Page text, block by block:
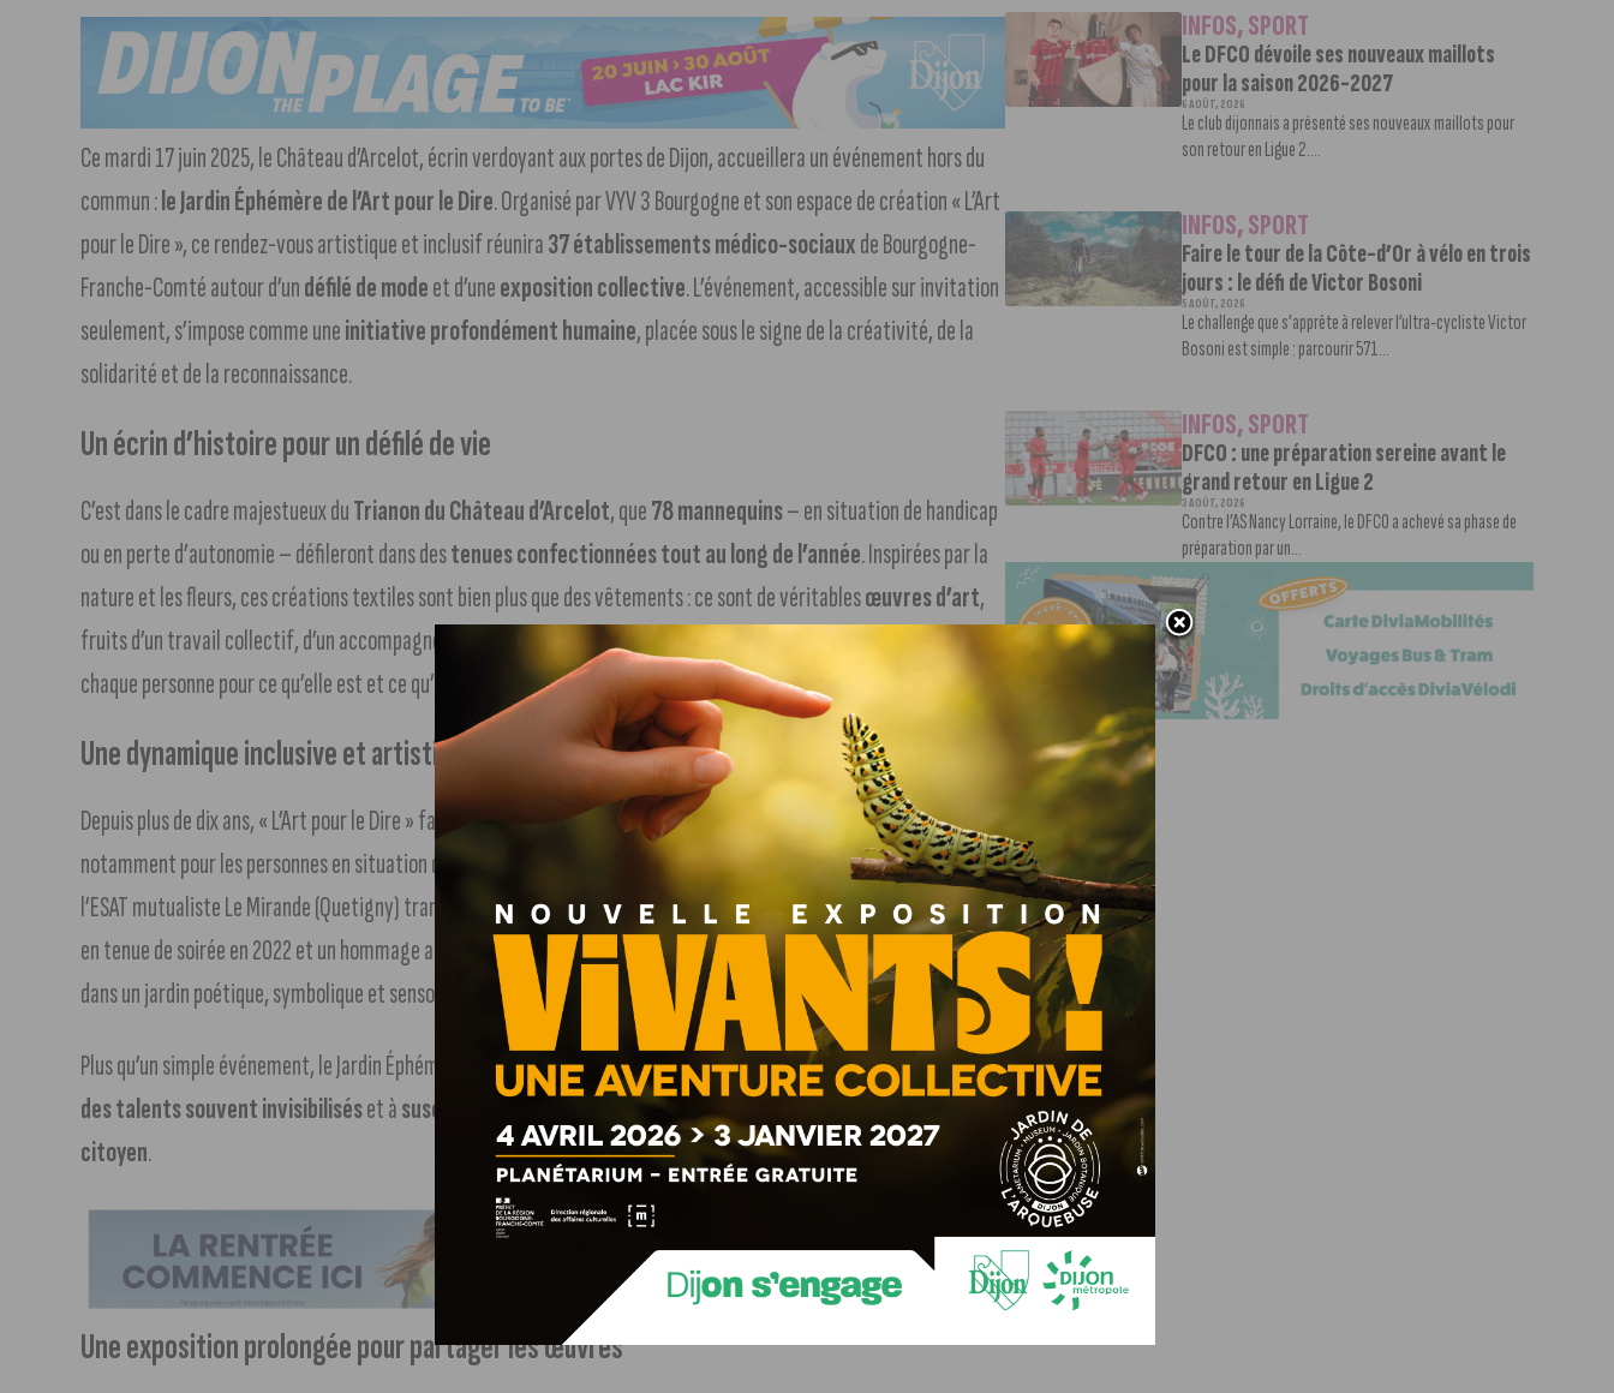
Ce mardi 17 juin 2025, le Château d’Arcelot, écrin verdoyant aux portes de Dijon, accueillera un événement hors du
commun :le Jardin Éphémère de l’Art pour le Dire. Organisé par VYV 3 Bourgogne et son espace de création « L’Art
pour le Dire », ce rendez-vous artistique et inclusif réunira37 établissements médico-sociauxde Bourgogne-
Franche-Comté autour d’undéfilé de modeet d’uneexposition collective. L’événement, accessible sur invitation
seulement, s’impose comme uneinitiative profondément humaine, placée sous le signe de la créativité, de la
solidarité et de la reconnaissance.
Un écrin d’histoire pour un défilé de vie
C’est dans le cadre majestueux duTrianon du Château d’Arcelot, que78 mannequins– en situation de handicap
ou en perte d’autonomie – défileront dans destenues confectionnées tout au long de l’année. Inspirées par la
nature et les fleurs, ces créations textiles sont bien plus que des vêtements : ce sont de véritablesœuvres d’art,
fruits d’un travail collectif, d’un accompagnement artistique exigeant et d’une volonté farouche de valoriser
chaque personne pour ce qu’elle est et ce qu’elle exprime.
Une dynamique inclusive et artistique
Depuis plus de dix ans, « L’Art pour le Dire » fait de la culture unoutil d’émancipation et de reconnaissance,
notamment pour les personnes en situation de handicap. À travers ses projets annuels, cette initiative portée par
l’ESAT mutualiste Le Mirande (Quetigny) transforme l’acte artistique en levier d’inclusion sociale. Après un défilé
en tenue de soirée en 2022 et un hommage aux Jeux Olympiques en 2024, cette nouvelle édition nous transporte
dans un jardin poétique, symbolique et sensoriel.
Plus qu’un simple événement, le Jardin Éphémère vise àcréer du lien entre les établissements, àrendre visibles
des talents souvent invisibiliséset àsusciter des passerelles entre le monde médico-social, culturel et
citoyen.
Une exposition prolongée pour partager les œuvres
INFOS,SPORT
Le DFCO dévoile ses nouveaux maillots
pour la saison 2026-2027
6 AOÛT, 2026
Le club dijonnais a présenté ses nouveaux maillots pour
son retour en Ligue 2....
INFOS,SPORT
Faire le tour de la Côte-d’Or à vélo en trois
jours : le défi de Victor Bosoni
5 AOÛT, 2026
Le challenge que s’apprête à relever l’ultra-cycliste Victor
Bosoni est simple : parcourir 571...
INFOS,SPORT
DFCO : une préparation sereine avant le
grand retour en Ligue 2
3 AOÛT, 2026
Contre l’AS Nancy Lorraine, le DFCO a achevé sa phase de
préparation par un...